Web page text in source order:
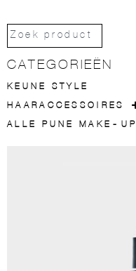
CATEGORIEËN
KEUNE STYLE
HAARACCESSOIRES
ALLE PUNE MAKE-UP